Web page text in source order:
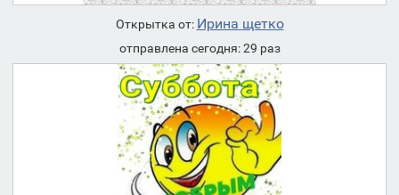
Открытка от: Ирина щетко
отправлена сегодня: 29 раз